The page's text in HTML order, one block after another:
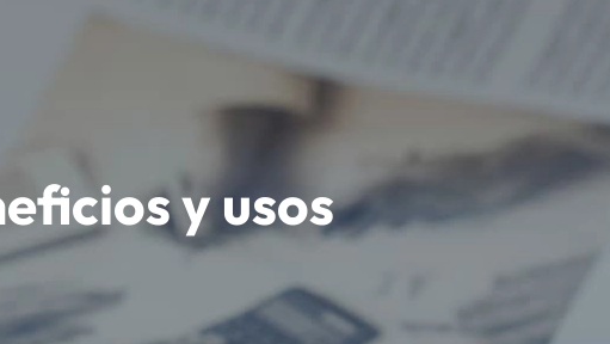
y usos